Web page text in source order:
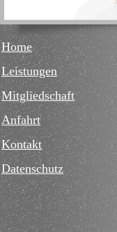
Home
Leistungen
Mitgliedschaft
Anfahrt
Kontakt
Datenschutz